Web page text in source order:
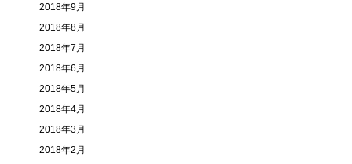
2018年9月
2018年8月
2018年7月
2018年6月
2018年5月
2018年4月
2018年3月
2018年2月